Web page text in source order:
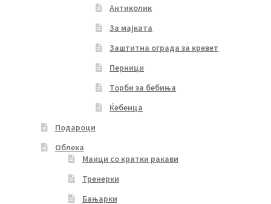
Антиколик
За мајката
Заштитна ограда за кревет
Перници
Торби за бебиња
Ќебенца
Подароци
Облека
Маици со кратки ракави
Тренерки
Бањарки